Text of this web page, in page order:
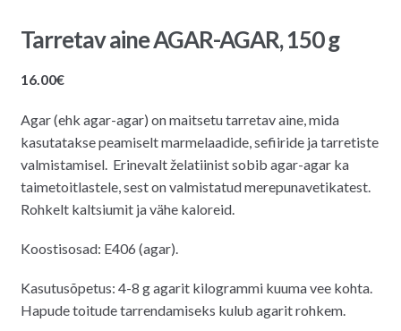
Tarretav aine AGAR-AGAR, 150 g
16.00€
Agar (ehk agar-agar) on maitsetu tarretav aine, mida
kasutatakse peamiselt marmelaadide, sefiiride ja tarretiste
valmistamisel. Erinevalt želatiinist sobib agar-agar ka
taimetoitlastele, sest on valmistatud merepunavetikatest.
Rohkelt kaltsiumit ja vähe kaloreid.
Koostisosad: E406 (agar).
Kasutusõpetus: 4-8 g agarit kilogrammi kuuma vee kohta.
Hapude toitude tarrendamiseks kulub agarit rohkem.